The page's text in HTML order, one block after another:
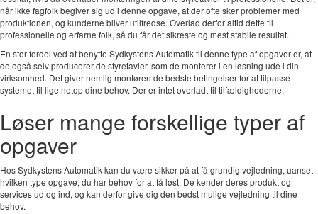
når ikke fagfolk begiver sig ud i denne opgave, at der ofte sker problemer med
produktionen, og kunderne bliver utilfredse. Overlad derfor altid dette til
professionelle og erfarne folk, så du får det sikreste og mest stabile resultat.
En stor fordel ved at benytte Sydkystens Automatik til denne type af opgaver er, at
de også selv producerer de styretavler, som de monterer i en løsning ude i din
virksomhed. Det giver nemlig montøren de bedste betingelser for at tilpasse
systemet til lige netop dine behov. Der er intet overladt til tilfældighederne.
Løser mange forskellige typer af
opgaver
Hos Sydkystens Automatik kan du være sikker på at få grundig vejledning, uanset
hvilken type opgave, du har behov for at få løst. De kender deres produkt og
services ud og ind, og kan derfor give dig den bedst mulige vejledning til dine
behov.